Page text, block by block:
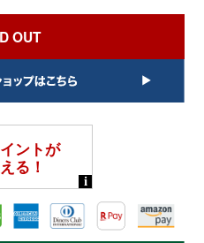
OUT